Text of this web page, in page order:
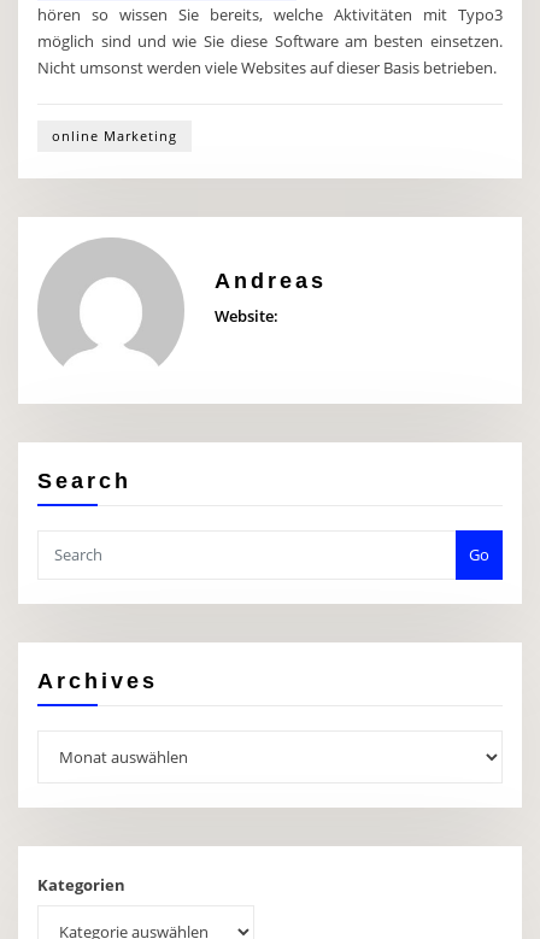
hören so wissen Sie bereits, welche Aktivitäten mit Typo3
möglich sind und wie Sie diese Software am besten einsetzen.
Nicht umsonst werden viele Websites auf dieser Basis betrieben.
online Marketing
Andreas
Website:
Search
Go
Archives
Kategorien